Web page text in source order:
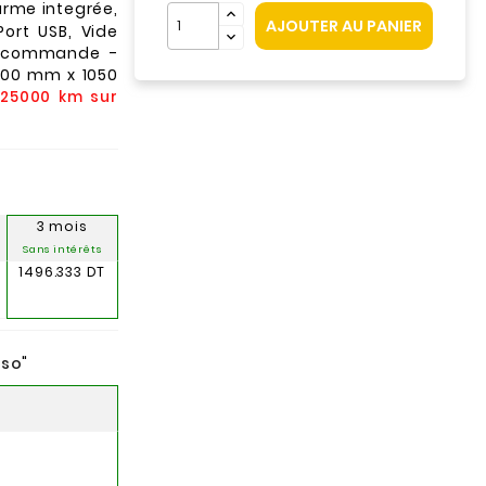
integrée,
USB, Vide
-
mm x 1050
km sur
AJOUTER AU PANIER
3 mois
Sans intérêts
1496.333 DT
"